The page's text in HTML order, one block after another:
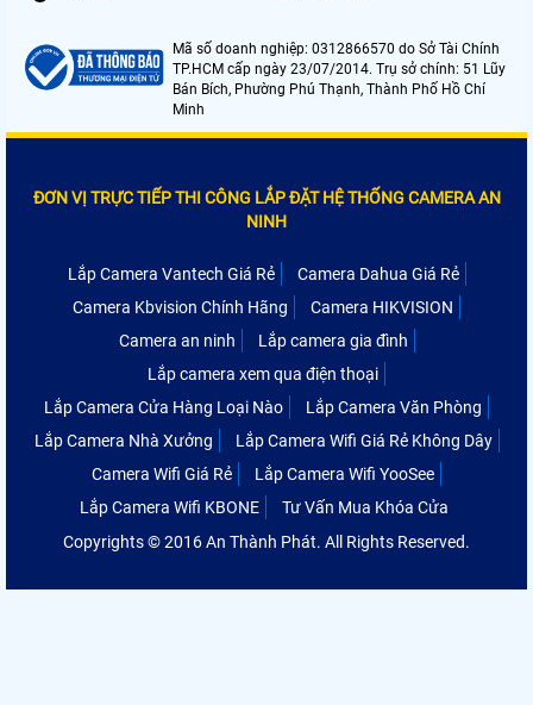
Mã số doanh nghiệp: 0312866570 do Sở Tài Chính
TP.HCM cấp ngày 23/07/2014. Trụ sở chính: 51 Lũy
Bán Bích, Phường Phú Thạnh, Thành Phố Hồ Chí
Minh
ĐƠN VỊ TRỰC TIẾP THI CÔNG LẮP ĐẶT HỆ THỐNG CAMERA AN
NINH
Lắp Camera Vantech Giá Rẻ
Camera Dahua Giá Rẻ
Camera Kbvision Chính Hãng
Camera HIKVISION
Camera an ninh
Lắp camera gia đình
Lắp camera xem qua điện thoại
Lắp Camera Cửa Hàng Loại Nào
Lắp Camera Văn Phòng
Lắp Camera Nhà Xưởng
Lắp Camera Wifi Giá Rẻ Không Dây
Camera Wifi Giá Rẻ
Lắp Camera Wifi YooSee
Lắp Camera Wifi KBONE
Tư Vấn Mua Khóa Cửa
Copyrights © 2016 An Thành Phát. All Rights Reserved.